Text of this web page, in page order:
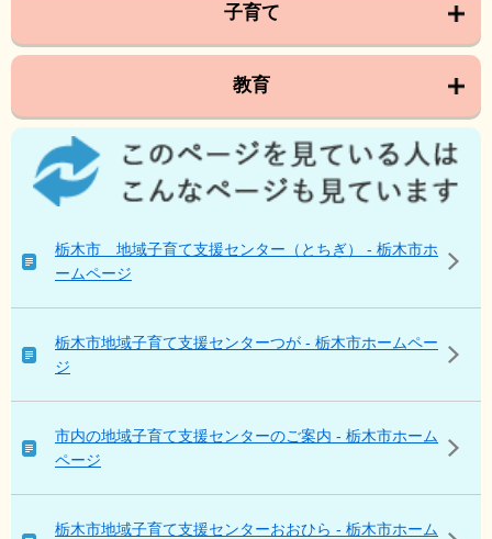
子育て
教育
こ
を
て
る
は
ん
ペ
栃木市 地域子育て支援センター（とちぎ） - 栃木市ホ
ームページ
栃木市地域子育て支援センターつが - 栃木市ホームペー
ジ
市内の地域子育て支援センターのご案内 - 栃木市ホーム
ページ
栃木市地域子育て支援センターおおひら - 栃木市ホーム